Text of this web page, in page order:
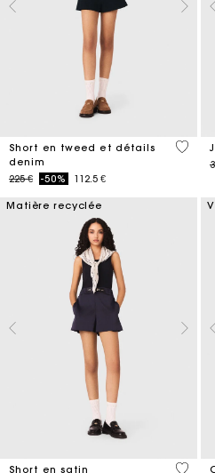
Short en tweed et détails
denim
Price reduced from
225 €to-50% 112.5 €
3,2
Matière recyclée
Short en satin 5 out